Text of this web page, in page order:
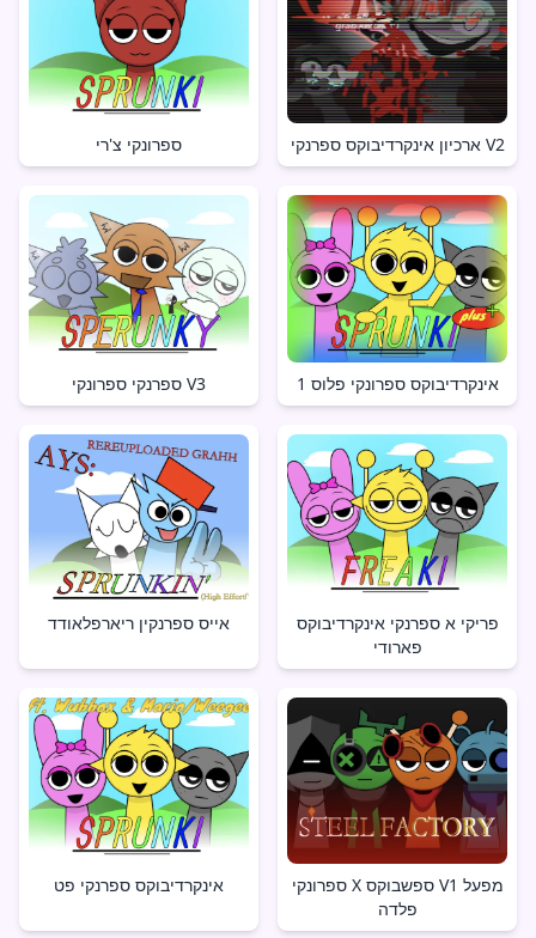
ספרונקי צ'רי ארכיון אינקרדיבוקס ספרנקי V2
ספרנקי ספרונקי V3 אינקרדיבוקס ספרונקי פלוס 1
אייס ספרנקין ריארפלאודד
פריקי א ספרנקי אינקרדיבוקס
פארודי
אינקרדיבוקס ספרנקי פט
ספרונקי X ספשבוקס V1 מפעל
פלדה